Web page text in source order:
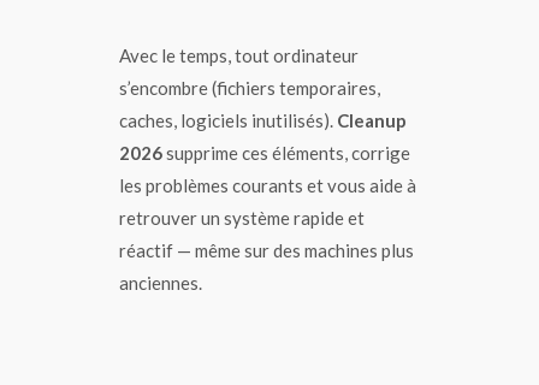
Avec le temps, tout ordinateur
s’encombre (fichiers temporaires,
caches, logiciels inutilisés). Cleanup
2026supprime ces éléments, corrige
les problèmes courants et vous aide à
retrouver un système rapide et
réactif — même sur des machines plus
anciennes.